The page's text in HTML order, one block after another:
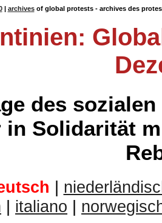
| archivesof global protests - archives des
des
in Solidarität
|
| italiano |